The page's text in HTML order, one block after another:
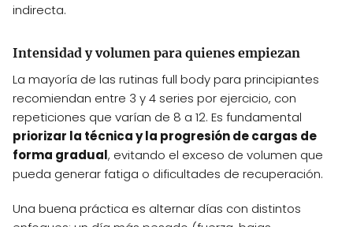
indirecta.
Intensidad y volumen para quienes empiezan
La mayoría de las rutinas full body para principiantes
recomiendan entre 3 y 4 series por ejercicio, con
repeticiones que varían de 8 a 12. Es fundamental
priorizar la técnica y la progresión de cargas de
forma gradual, evitando el exceso de volumen que
pueda generar fatiga o dificultades de recuperación.
Una buena práctica es alternar días con distintos